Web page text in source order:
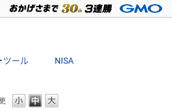
ツール NISA